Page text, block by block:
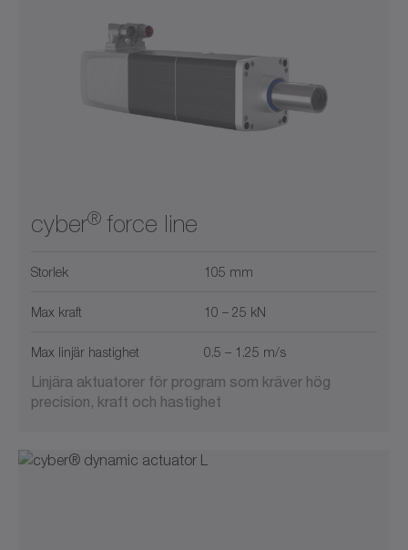
Mobila applikationer
250
cyber® force line
Storlek 105 mm
Max kraft 10 – 25 kN
Max linjär hastighet 0.5 – 1.25 m/s
Linjära aktuatorer för program som kräver hög
precision, kraft och hastighet